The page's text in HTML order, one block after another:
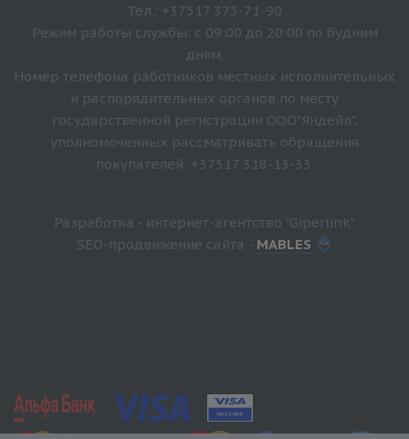
Тел.: +37517 375-71-90
Режим работы службы: с 09:00 до 20:00 по будним
дням.
Номер телефона работников местных исполнительных
и распорядительных органов по месту
государственной регистрации ООО"Яндейл",
уполномоченных рассматривать обращения
покупателей: +37517 318-13-33.
Разработка - интернет-агентство "Giperlink"
SEO-продвижение сайта - MABLES